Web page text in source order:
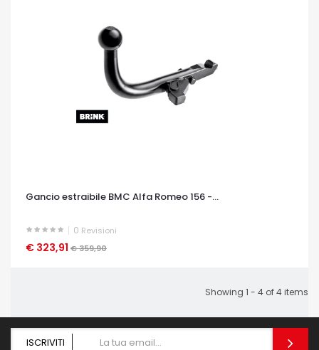
Gancio estraibile BMC Alfa Romeo 156 -...
0 Revisioni
€ 323,91 € 359,90
OCCHIATA VELOCE
Showing 1 - 4 of 4 items
ISCRIVITI